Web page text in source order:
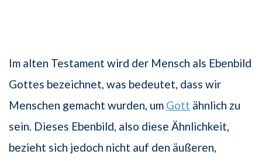
Im alten Testament wird der Mensch als Ebenbild
Gottes bezeichnet, was bedeutet, dass wir
Menschen gemacht wurden, um Gott ähnlich zu
sein. Dieses Ebenbild, also diese Ähnlichkeit,
bezieht sich jedoch nicht auf den äußeren,